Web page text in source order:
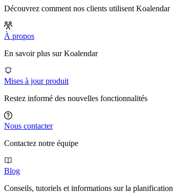
Découvrez comment nos clients utilisent Koalendar
À propos
En savoir plus sur Koalendar
Mises à jour produit
Restez informé des nouvelles fonctionnalités
Nous contacter
Contactez notre équipe
Blog
Conseils, tutoriels et informations sur la planification